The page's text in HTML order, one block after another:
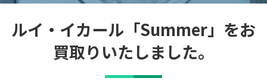
ルイ・イカール「Summer」をお
買取りいたしました。